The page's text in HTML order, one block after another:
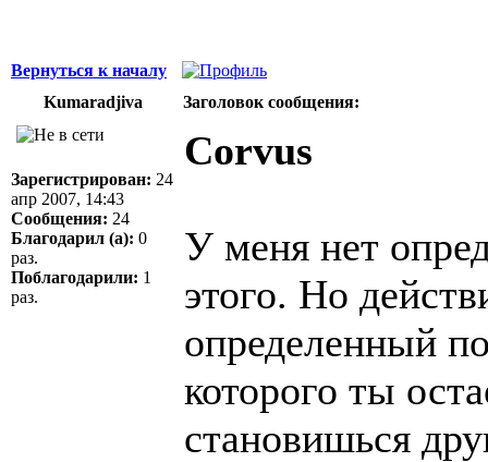
Вернуться к началу
Kumaradjiva
Заголовок сообщения:
Зарегистрирован: 24
апр 2007, 14:43
Сообщения: 24
Благодарил (а): 0
раз.
Поблагодарили: 1
раз.
Corvus
У меня нет
этого. Но
определенный
которого ты
становишься